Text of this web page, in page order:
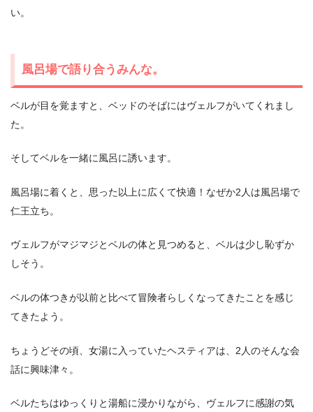
い。
風呂場で語り合うみんな。
ベルが目を覚ますと、ベッドのそばにはヴェルフがいてくれまし
た。
そしてベルを一緒に風呂に誘います。
風呂場に着くと、思った以上に広くて快適！なぜか2人は風呂場で
仁王立ち。
ヴェルフがマジマジとベルの体と見つめると、ベルは少し恥ずか
しそう。
ベルの体つきが以前と比べて冒険者らしくなってきたことを感じ
てきたよう。
ちょうどその頃、女湯に入っていたヘスティアは、2人のそんな会
話に興味津々。
ベルたちはゆっくりと湯船に浸かりながら、ヴェルフに感謝の気